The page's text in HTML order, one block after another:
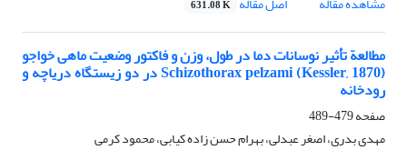
631.08 K
مطالعة تأثیر نوسانات دما در طول، وزن و فاکتور وضعیت ماهی خواجو
Schizothorax pelzami (Kessler, 1870) در دو زیستگاه دریاچه و
رودخانه
صفحه479-489
مهدی بدری، اصغر عبدلی، بهرام حسن زاده کیابی، محمود کرمی